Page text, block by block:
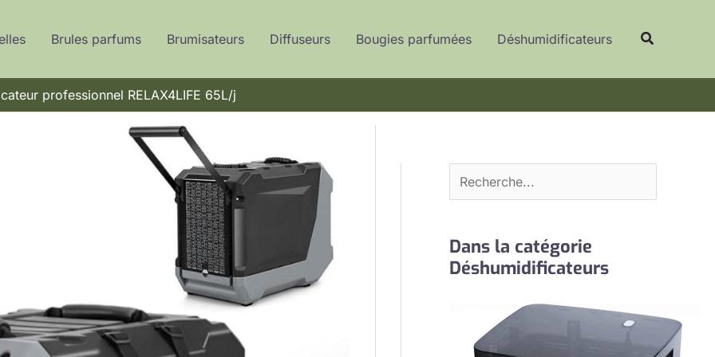
Brules parfums Brumisateurs Diffuseurs Bougies parfumées Déshumidificateurs
professionnel RELAX4LIFE 65L/j
e
e
c
r
Dans la catégorie
Déshumidificateurs